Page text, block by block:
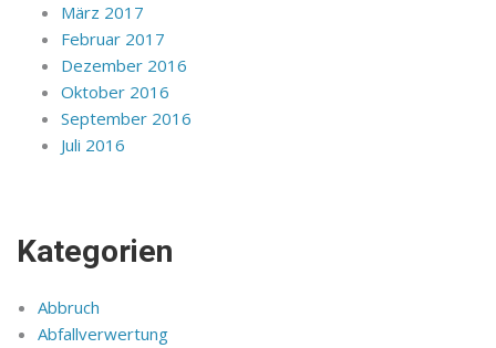
März 2017
Februar 2017
Dezember 2016
Oktober 2016
September 2016
Juli 2016
Kategorien
Abbruch
Abfallverwertung